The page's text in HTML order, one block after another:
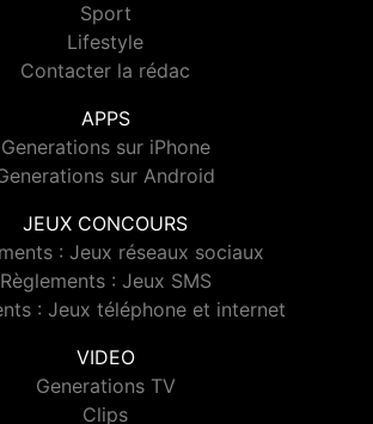
Sport
Lifestyle
Contacter la rédac
APPS
Generations sur iPhone
sur Android
JEUX CONCOURS
: Jeux réseaux sociaux
Règlements : Jeux SMS
: Jeux téléphone et internet
VIDEO
Generations TV
Clips